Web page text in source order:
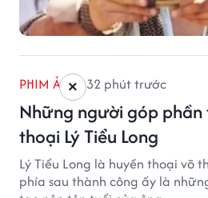
PHIM ẢNH 32 phút trước
Những người góp phần
thoại Lý Tiểu Long
Lý Tiểu Long là huyền thoại võ
phía sau thành công ấy là
×